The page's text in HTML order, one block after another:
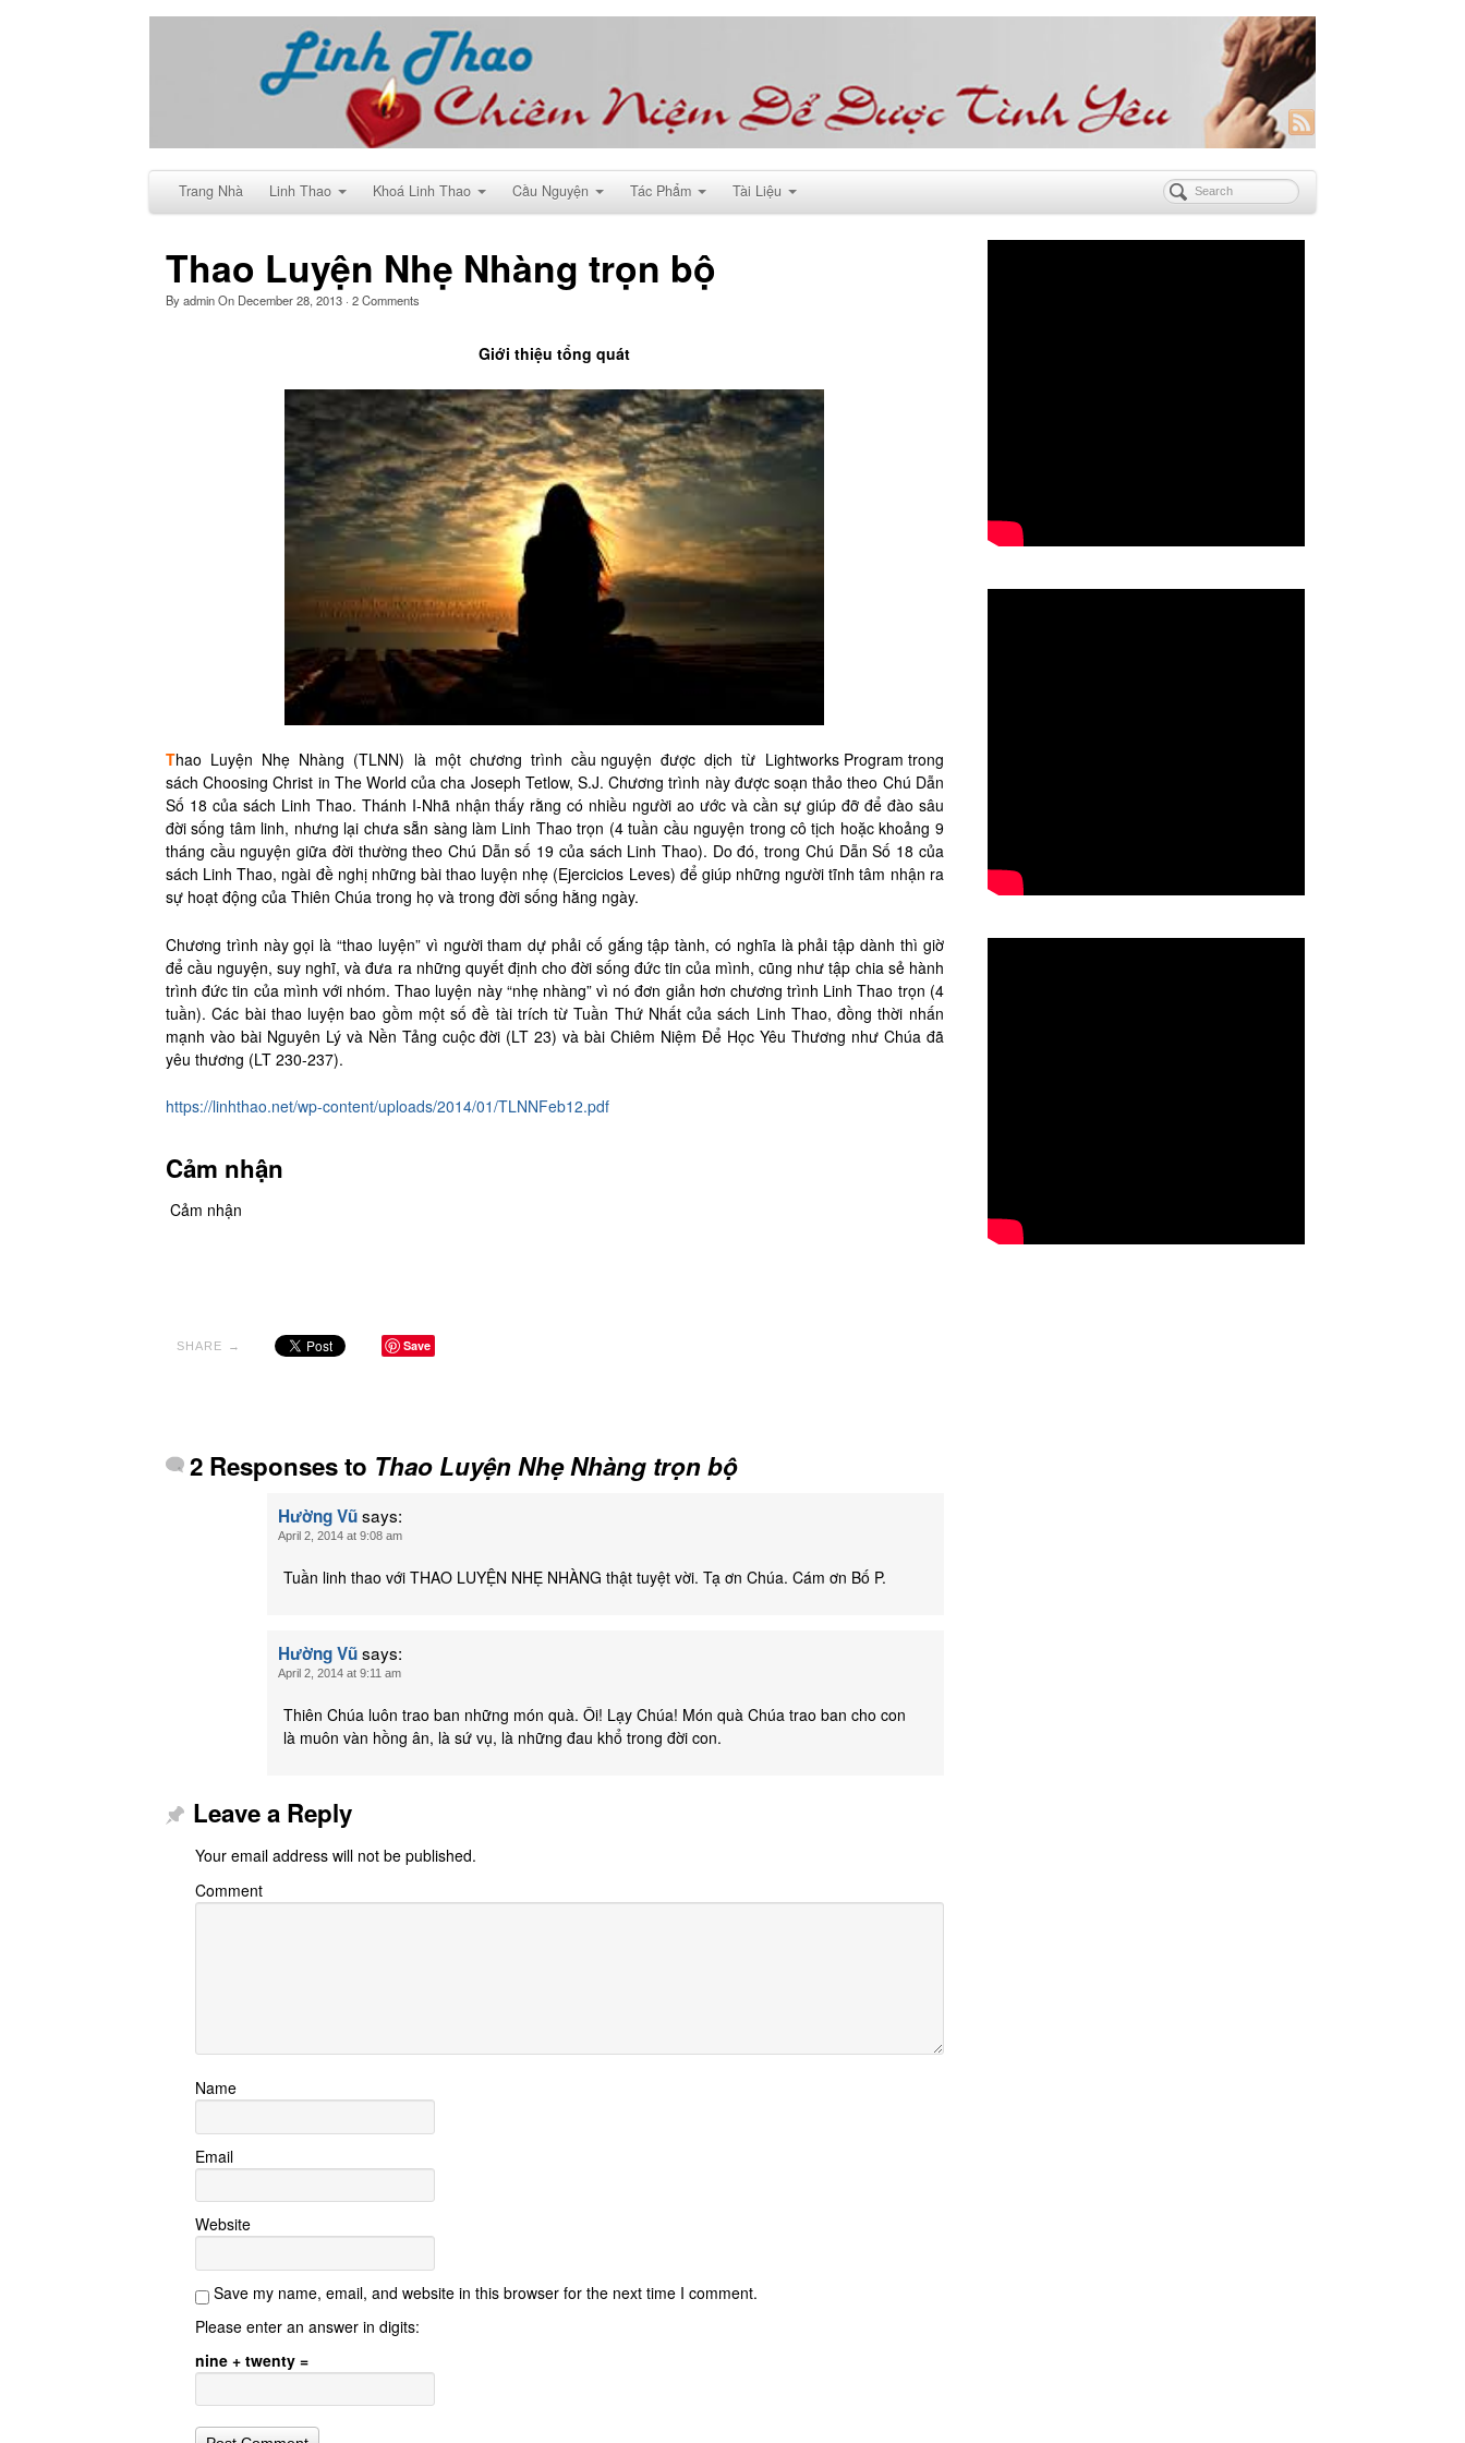
Trang Nhà Linh Thao Khoá Linh Thao Cầu Nguyện Tác Phẩm Tài Liệu
Thao Luyện Nhẹ Nhàng trọn bộ
ByadminOn December 28, 2013 · 2Comments
Giới thiệu tổng quát
Thao Luyện Nhẹ Nhàng (TLNN) là một chương trình cầu nguyện được dịch từ Lightworks Program trong
sách Choosing Christ in The World của cha Joseph Tetlow, S.J. Chương trình này được soạn thảo theo Chú Dẫn
Số 18 của sách Linh Thao. Thánh I-Nhã nhận thấy rằng có nhiều người ao ước và cần sự giúp đỡ để đào sâu
đời sống tâm linh, nhưng lại chưa sẵn sàng làm Linh Thao trọn (4 tuần cầu nguyện trong cô tịch hoặc khoảng 9
tháng cầu nguyện giữa đời thường theo Chú Dẫn số 19 của sách Linh Thao). Do đó, trong Chú Dẫn Số 18 của
sách Linh Thao, ngài đề nghị những bài thao luyện nhẹ (Ejercicios Leves) để giúp những người tĩnh tâm nhận ra
sự hoạt động của Thiên Chúa trong họ và trong đời sống hằng ngày.
Chương trình này gọi là “thao luyện” vì người tham dự phải cố gắng tập tành, có nghĩa là phải tập dành thì giờ
để cầu nguyện, suy nghĩ, và đưa ra những quyết định cho đời sống đức tin của mình, cũng như tập chia sẻ hành
trình đức tin của mình với nhóm. Thao luyện này “nhẹ nhàng” vì nó đơn giản hơn chương trình Linh Thao trọn (4
tuần). Các bài thao luyện bao gồm một số đề tài trích từ Tuần Thứ Nhất của sách Linh Thao, đồng thời nhấn
mạnh vào bài Nguyên Lý và Nền Tảng cuộc đời (LT 23) và bài Chiêm Niệm Để Học Yêu Thương như Chúa đã
yêu thương (LT 230-237).
https://linhthao.net/wp-content/uploads/2014/01/TLNNFeb12.pdf
Cảm nhận
Cảm nhận
SHARE → Save
2 Responses to Thao Luyện Nhẹ Nhàng trọn bộ
Hường Vũsays:
April 2, 2014 at 9:08 am
Tuần linh thao với THAO LUYỆN NHẸ NHÀNG thật tuyệt vời. Tạ ơn Chúa. Cám ơn Bố P.
Hường Vũsays:
April 2, 2014 at 9:11 am
Thiên Chúa luôn trao ban những món quà. Ôi! Lạy Chúa! Món quà Chúa trao ban cho con
là muôn vàn hồng ân, là sứ vụ, là những đau khổ trong đời con.
Leave a Reply
Your email address will not be published.
Comment
Name
Email
Website
Save my name, email, and website in this browser for the next time I comment.
Please enter an answer in digits:
nine + twenty =